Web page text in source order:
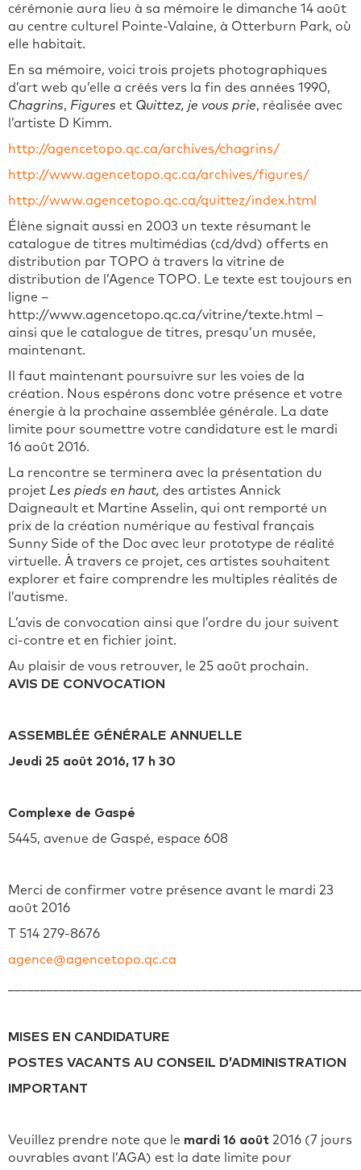
cérémonie aura lieu à sa mémoire le dimanche 14 août
au centre culturel Pointe-Valaine, à Otterburn Park, où
elle habitait.
En sa mémoire, voici trois projets photographiques
d’art web qu’elle a créés vers la fin des années 1990,
Chagrins, Figures et Quittez, je vous prie, réalisée avec
l’artiste D Kimm.
http://agencetopo.qc.ca/archives/chagrins/
http://www.agencetopo.qc.ca/archives/figures/
http://www.agencetopo.qc.ca/quittez/index.html
Élène signait aussi en 2003 un texte résumant le
catalogue de titres multimédias (cd/dvd) offerts en
distribution par TOPO à travers la vitrine de
distribution de l’Agence TOPO. Le texte est toujours en
ligne –
http://www.agencetopo.qc.ca/vitrine/texte.html –
ainsi que le catalogue de titres, presqu’un musée,
maintenant.
Il faut maintenant poursuivre sur les voies de la
création. Nous espérons donc votre présence et votre
énergie à la prochaine assemblée générale. La date
limite pour soumettre votre candidature est le mardi
16 août 2016.
La rencontre se terminera avec la présentation du
projet Les pieds en haut, des artistes Annick
Daigneault et Martine Asselin, qui ont remporté un
prix de la création numérique au festival français
Sunny Side of the Doc avec leur prototype de réalité
virtuelle. À travers ce projet, ces artistes souhaitent
explorer et faire comprendre les multiples réalités de
l’autisme.
L’avis de convocation ainsi que l’ordre du jour suivent
ci-contre et en fichier joint.
Au plaisir de vous retrouver, le 25 août prochain.
AVIS DE CONVOCATION
ASSEMBLÉE GÉNÉRALE ANNUELLE
Jeudi 25 août 2016, 17 h 30
Complexe de Gaspé
5445, avenue de Gaspé, espace 608
Merci de confirmer votre présence avant le mardi 23
août 2016
T 514 279-8676
agence@agencetopo.qc.ca
MISES EN CANDIDATURE
POSTES VACANTS AU CONSEIL D’ADMINISTRATION
IMPORTANT
Veuillez prendre note que le mardi 16 août 2016 (7 jours
ouvrables avant l’AGA) est la date limite pour